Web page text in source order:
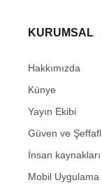
KURUMSAL
Hakkımızda
Künye
Yayın Ekibi
Güven ve
İnsan kaynakları
Mobil Uygulama